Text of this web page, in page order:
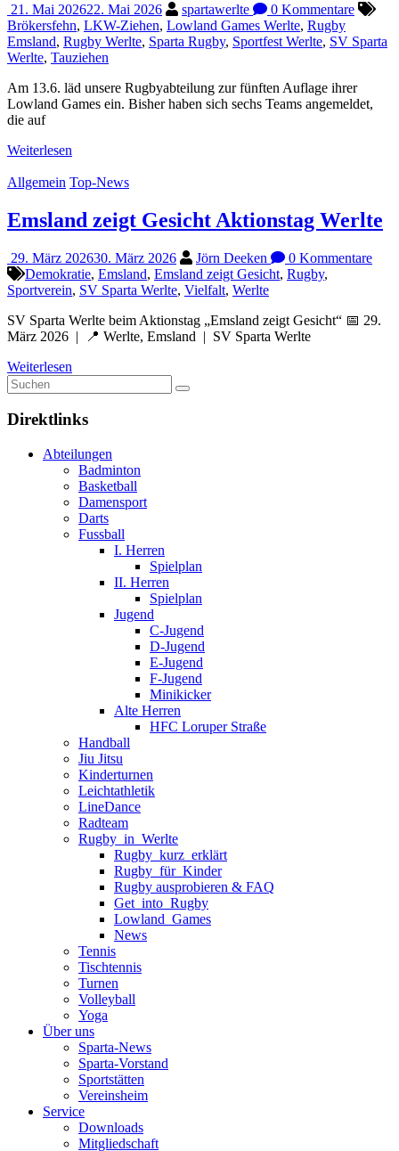
21. Mai 202622. Mai 2026 spartawerlte
0 Kommentare
Brökersfehn, LKW-Ziehen, Lowland Games Werlte, Rugby
Emsland, Rugby Werlte, Sparta Rugby, Sportfest Werlte, SV Sparta
Werlte, Tauziehen
Am 13.6. läd unsere Rugbyabteilung zur fünften Auflage ihrer
Lowland Games ein. Bisher haben sich sechs Teams angemeldet,
die auf
Weiterlesen
Allgemein Top-News
Emsland zeigt Gesicht Aktionstag Werlte
29. März 202630. März 2026 Jörn Deeken
0 Kommentare
Demokratie, Emsland, Emsland zeigt Gesicht, Rugby,
Sportverein, SV Sparta Werlte, Vielfalt, Werlte
SV Sparta Werlte beim Aktionstag „Emsland zeigt Gesicht“ 📅 29.
März 2026 | 📍 Werlte, Emsland | SV Sparta Werlte
Weiterlesen
Direktlinks
Abteilungen
Badminton
Basketball
Damensport
Darts
Fussball
I. Herren
Spielplan
II. Herren
Spielplan
Jugend
C-Jugend
D-Jugend
E-Jugend
F-Jugend
Minikicker
Alte Herren
HFC Loruper Straße
Handball
Jiu Jitsu
Kinderturnen
Leichtathletik
LineDance
Radteam
Rugby_in_Werlte
Rugby_kurz_erklärt
Rugby_für_Kinder
Rugby ausprobieren & FAQ
Get_into_Rugby
Lowland_Games
News
Tennis
Tischtennis
Turnen
Volleyball
Yoga
Über uns
Sparta-News
Sparta-Vorstand
Sportstätten
Vereinsheim
Service
Downloads
Mitgliedschaft